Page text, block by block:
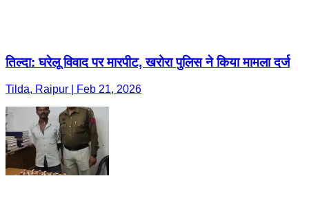
तिल्दा: घरेलू विवाद पर मारपीट, खरोरा पुलिस ने किया मामला दर्ज
Tilda, Raipur | Feb 21, 2026